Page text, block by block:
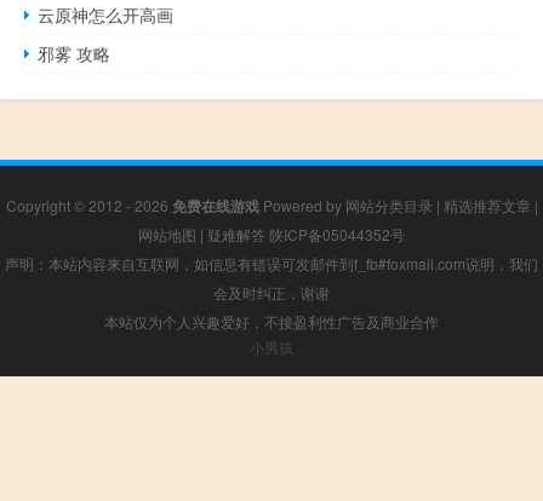
云原神怎么开高画
邪雾 攻略
Copyright © 2012 - 2026 免费在线游戏Powered by 网站分类目录 | 精选推荐文章 |
网站地图 | 疑难解答 陕ICP备05044352号
声明：本站内容来自互联网，如信息有错误可发邮件到f_fb#foxmail.com说明，我们
会及时纠正，谢谢
本站仅为个人兴趣爱好，不接盈利性广告及商业合作
小男孩